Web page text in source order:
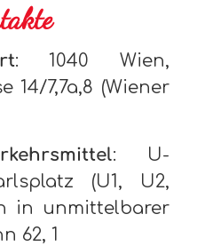
: 1040 Wien,
14/7,7a,8 (Wiener
: U-
(U1, U2,
in unmittelbarer
62, 1